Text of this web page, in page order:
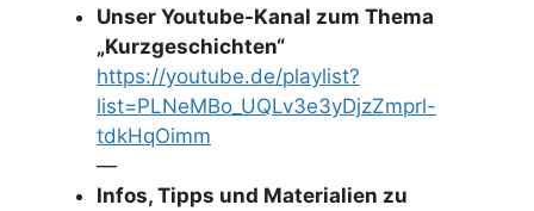
Unser Youtube-Kanal zum Thema
„Kurzgeschichten“
https://youtube.de/playlist?
list=PLNeMBo_UQLv3e3yDjzZmprl-
tdkHqOimm
—
Infos, Tipps und Materialien zu